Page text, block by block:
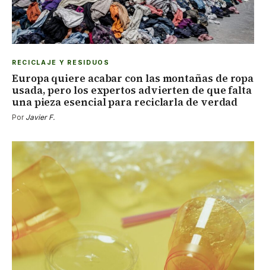
RECICLAJE Y RESIDUOS
Europa quiere acabar con las montañas de ropa
usada, pero los expertos advierten de que falta
una pieza esencial para reciclarla de verdad
Por Javier F.